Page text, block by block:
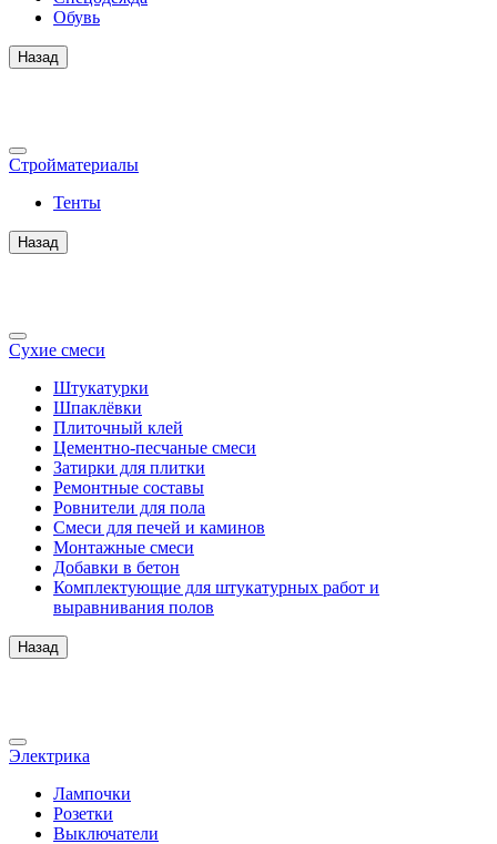
Обувь
Назад
Стройматериалы
Тенты
Назад
Сухие смеси
Штукатурки
Шпаклёвки
Плиточный клей
Цементно-песчаные смеси
Затирки для плитки
Ремонтные составы
Ровнители для пола
Смеси для печей и каминов
Монтажные смеси
Добавки в бетон
Комплектующие для штукатурных работ и
выравнивания полов
Назад
Электрика
Лампочки
Розетки
Выключатели